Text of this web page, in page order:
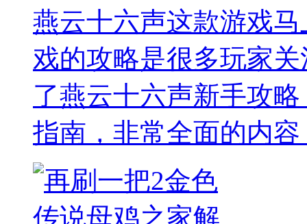
燕云十六声这款游戏
戏的攻略是很多玩家
了燕云十六声新手攻
指南，非常全面的内